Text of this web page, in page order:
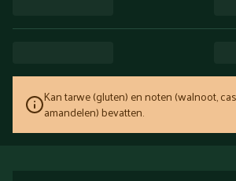
Kan tarwe (gluten) en noten (walnoot,
amandelen) bevatten.